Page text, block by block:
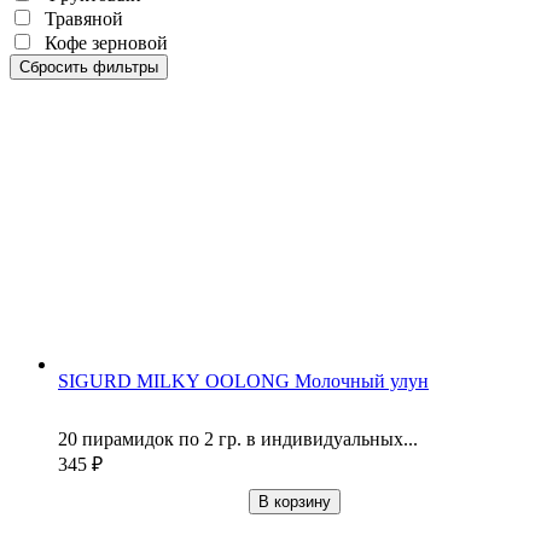
Травяной
Кофе зерновой
Сбросить фильтры
SIGURD MILKY OOLONG Молочный улун
20 пирамидок по 2 гр. в индивидуальных...
345 ₽
В корзину